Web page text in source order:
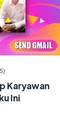
Karyawan
Ini